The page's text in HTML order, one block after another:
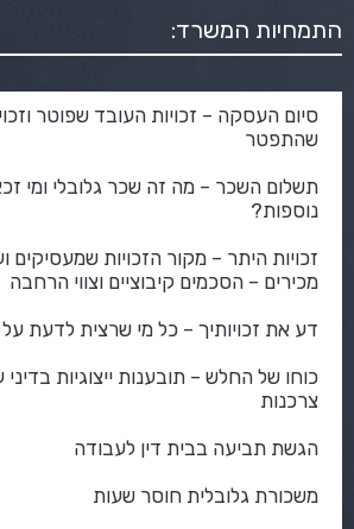
התמחיות המשרד:
סיום העסקה – זכויות העובד שפוטר
שהתפטר
תשלום השכר – מה זה שכר גלובלי ומי
נוספות?
זכויות היתר – מקור הזכויות שמעסיקים
מכירים – הסכמים קיבוציים וצווי הרחבה
דע את זכויותיך – כל מי שרצית לדעת על
כוחו של החלש – תובענות ייצוגיות
צרכנות
הגשת תביעה בבית דין לעבודה
משכורת גלובלית חוסר שעות